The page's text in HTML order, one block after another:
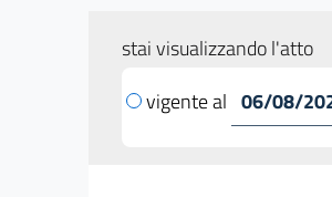
stai visualizzando l'atto
vigente al